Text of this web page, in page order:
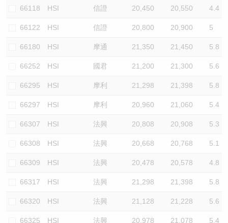
66118 HSI 信證 20,450 20,550 4.4
66122 HSI 信證 20,800 20,900 5
66180 HSI 摩通 21,350 21,450 5.8
66252 HSI 國君 21,200 21,300 5.6
66295 HSI 摩利 21,298 21,398 5.8
66297 HSI 摩利 20,960 21,060 5.4
66307 HSI 法興 20,808 20,908 5.3
66308 HSI 法興 20,668 20,768 5.1
66309 HSI 法興 20,478 20,578 4.8
66317 HSI 法興 21,298 21,398 5.8
66320 HSI 法興 21,128 21,228 5.6
66325 HSI 法興 20,978 21,078 5.4